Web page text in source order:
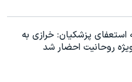
استعفای پزشکیان: خرازی به
روحانیت احضار شد